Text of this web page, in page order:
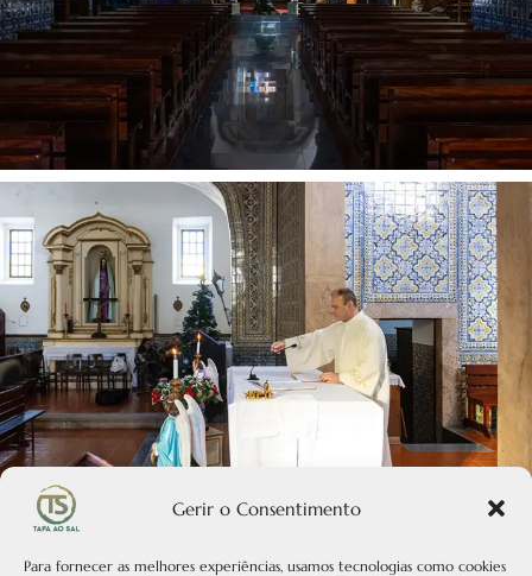
Gerir o Consentimento
Para fornecer as melhores experiências, usamos tecnologias como cookies